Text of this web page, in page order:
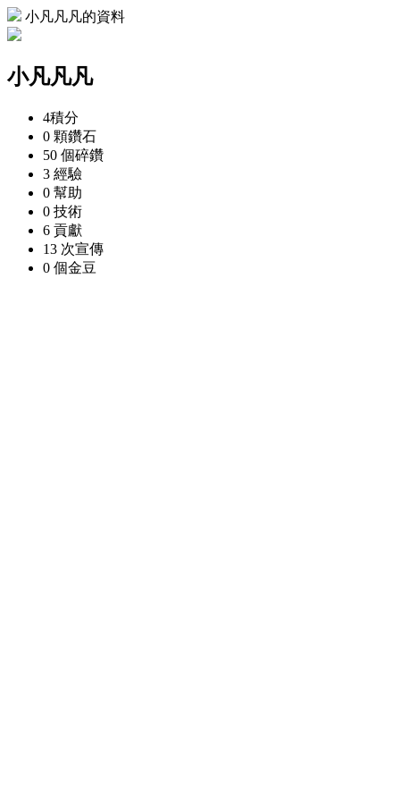
小凡凡凡的資料
小凡凡凡
4積分
0 顆鑽石
50 個碎鑽
3 經驗
0 幫助
0 技術
6 貢獻
13 次宣傳
0 個金豆